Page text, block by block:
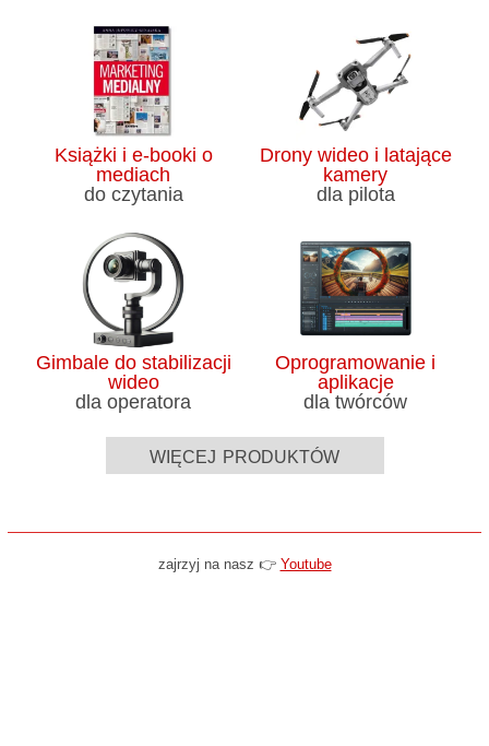
Książki i e-booki o
mediach
do czytania
Drony wideo i latające
kamery
dla pilota
Gimbale do stabilizacji
wideo
dla operatora
Oprogramowanie i
aplikacje
dla twórców
więcej produktów
zajrzyj na nasz 👉 Youtube